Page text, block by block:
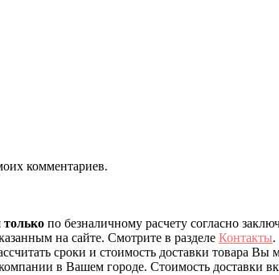
комментариев.
только по безналичному расчету согласно
на сайте. Смотрите в разделе Контакты.
сроки и стоимость доставки товара Вы
в Вашем городе. Стоимость доставки